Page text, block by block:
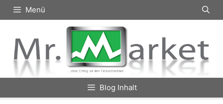
Inhalt
Menü
Blog Inhalt